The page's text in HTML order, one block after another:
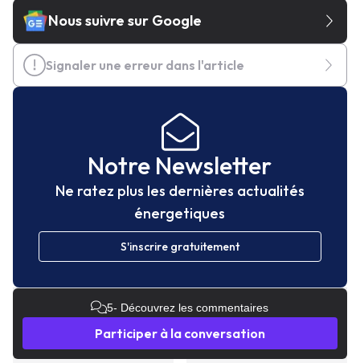
Nous suivre sur Google
Signaler une erreur dans l'article
Notre Newsletter
Ne ratez plus les dernières actualités
énergetiques
S'inscrire gratuitement
5- Découvrez les commentaires
Participer à la conversation